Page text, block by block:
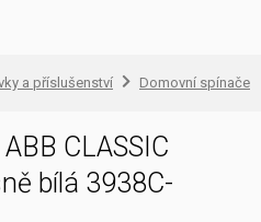
a příslušenství Domovní spínače
CLASSIC
bílá 3938C-